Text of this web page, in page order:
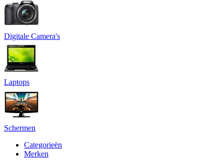
Digitale Camera's
Laptops
Schermen
Categorieën
Merken